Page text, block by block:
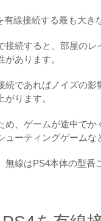
有線接続する最も大き
接続すると、部屋のレ
があります。
続であればノイズの
がります。
め、ゲームが途中で
ューティングゲームな
無線はPS4本体の型